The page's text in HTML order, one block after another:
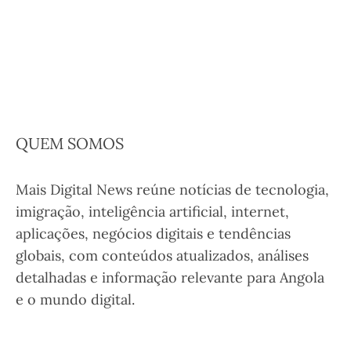
QUEM SOMOS
Mais Digital News reúne notícias de tecnologia,
imigração, inteligência artificial, internet,
aplicações, negócios digitais e tendências
globais, com conteúdos atualizados, análises
detalhadas e informação relevante para Angola
e o mundo digital.